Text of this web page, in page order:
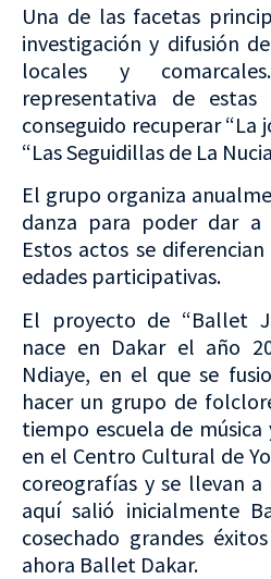
Una de las facetas
investigación y difusión
locales y
representativa de estas
conseguido recuperar “La
“Las Seguidillas de La
El grupo organiza
danza para poder dar a
Estos actos se
edades participativas.
El proyecto de “Ballet
nace en Dakar el año
Ndiaye, en el que se
hacer un grupo de
tiempo escuela de música
en el Centro Cultural de
coreografías y se llevan a
aquí salió inicialmente
cosechado grandes
ahora Ballet Dakar.